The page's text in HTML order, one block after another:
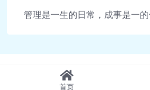
管理是一生的日常，成事是一
首页